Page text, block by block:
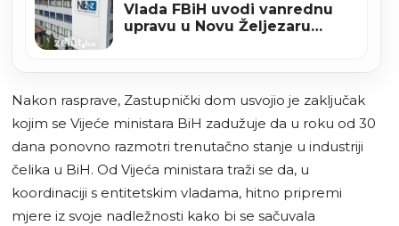
Vlada FBiH uvodi vanrednu
upravu u Novu Željezaru
Nakon rasprave, Zastupnički dom usvojio je zaključak
kojim se Vijeće ministara BiH zadužuje da u roku od 30
dana ponovno razmotri trenutačno stanje u industriji
čelika u BiH. Od Vijeća ministara traži se da, u
koordinaciji s entitetskim vladama, hitno pripremi
mjere iz svoje nadležnosti kako bi se sačuvala